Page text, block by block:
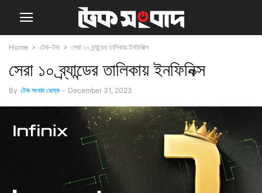
Home টেক-টক সেরা ১০ ব্র্যান্ডের তালিকায় ইনফিনিক্স
সেরা ১০ ব্র্যান্ডের তালিকায় ইনফিনিক্স
By টেক সংবাদ ডেস্ক - December 31, 2023